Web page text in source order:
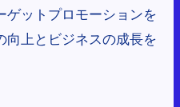
ゲットプロモーションを
上とビジネスの成長を